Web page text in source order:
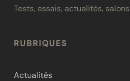
Tests, essais, actualités,
RUBRIQUES
Actualités